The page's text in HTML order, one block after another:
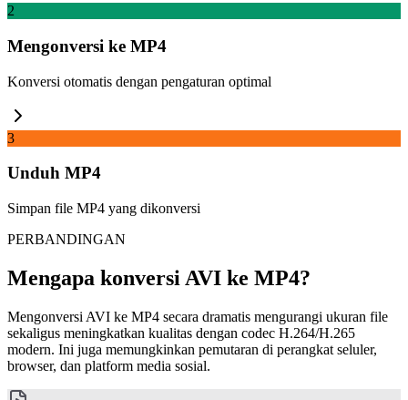
2
Mengonversi ke MP4
Konversi otomatis dengan pengaturan optimal
3
Unduh MP4
Simpan file MP4 yang dikonversi
PERBANDINGAN
Mengapa konversi AVI ke MP4?
Mengonversi AVI ke MP4 secara dramatis mengurangi ukuran file
sekaligus meningkatkan kualitas dengan codec H.264/H.265
modern. Ini juga memungkinkan pemutaran di perangkat seluler,
browser, dan platform media sosial.